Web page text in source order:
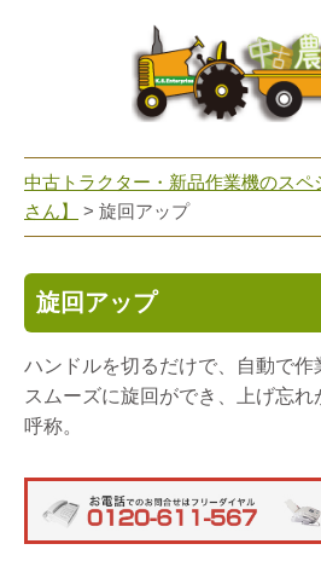
navigation
中古トラクター・新品作業機のスペ
さん】
> 旋回アップ
旋回アップ
ハンドルを切るだけで、自動で作
スムーズに旋回ができ、上げ忘
呼称。